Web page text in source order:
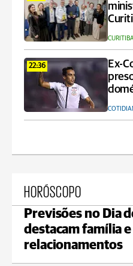
22:36
Ex-
HORÓSCOPO
Previsões no Dia
destacam família e
relacionamentos